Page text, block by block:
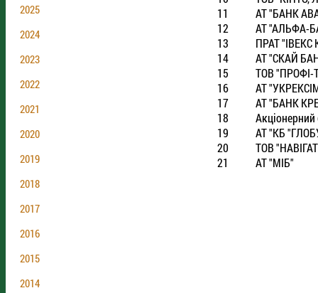
2025
2024
2023
2022
2021
2020
2019
2018
2017
2016
2015
2014
11
АТ "БАНК
12
АТ "АЛЬФА-
13
ПРАТ "IВЕКС
14
АТ "СКАЙ
15
ТОВ "ПРОФI-
16
АТ
17
АТ "БАНК
18
19
АТ "КБ
20
ТОВ
21
АТ "МIБ"